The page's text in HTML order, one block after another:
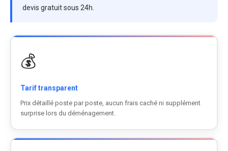
devis gratuit sous 24h.
💰
Tarif transparent
Prix détaillé poste par poste, aucun frais caché ni supplément
surprise lors du déménagement.